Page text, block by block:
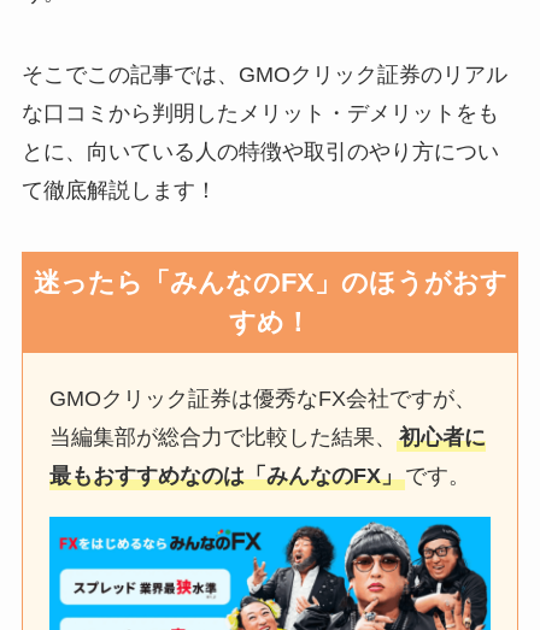
そこでこの記事では、GMOクリック証券のリアル
な口コミから判明したメリット・デメリットをも
とに、向いている人の特徴や取引のやり方につい
て徹底解説します！
迷ったら「みんなのFX」のほうがおす
すめ！
GMOクリック証券は優秀なFX会社ですが、
当編集部が総合力で比較した結果、初心者に
最もおすすめなのは「みんなのFX」です。